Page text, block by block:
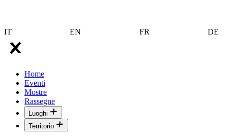
IT EN FR DE
Home
Eventi
Mostre
Rassegne
Luoghi
Territorio